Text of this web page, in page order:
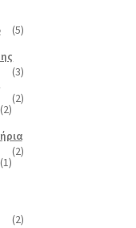
(5)
(3)
(2)
(2)
(2)
(1)
(2)